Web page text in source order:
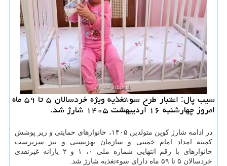
سیب پال: اعتبار طرح سوءتغذیه ویژه خردسالان ۵ تا ۵۹ ماه
امروز چهارشنبه ۱۶ اردیبهشت ۱۴۰۵ شارژ شد.
در ادامه شارژ کوپن متولدین ۱۴۰۵، خانوارهای حمایتی و زیر پوشش
کمیته امداد امام خمینی و سازمان بهزیستی و نیز سرپرست
خانوارهای با رقم انتهایی شماره ملی ۰، ۱ و ۲ یارانه غیرنقدی
خردسالان ۵ تا ۵۹ ماه دارای سوءتغذیه شارژ شد.